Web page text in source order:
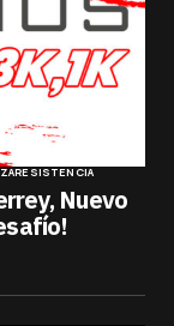
RESISTENCIA
Nuevo